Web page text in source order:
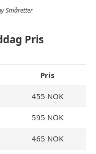
Småretter
Pris
Pris
455 NOK
595 NOK
465 NOK